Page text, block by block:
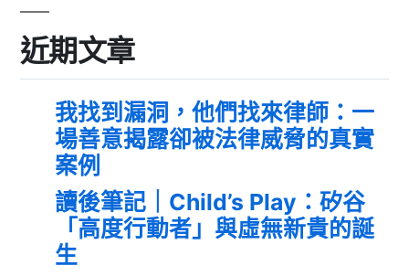
近期文章
我找到漏洞，他們找來律師：一
場善意揭露卻被法律威脅的真實
案例
讀後筆記｜Child’s Play：矽谷
「高度行動者」與虛無新貴的誕
生